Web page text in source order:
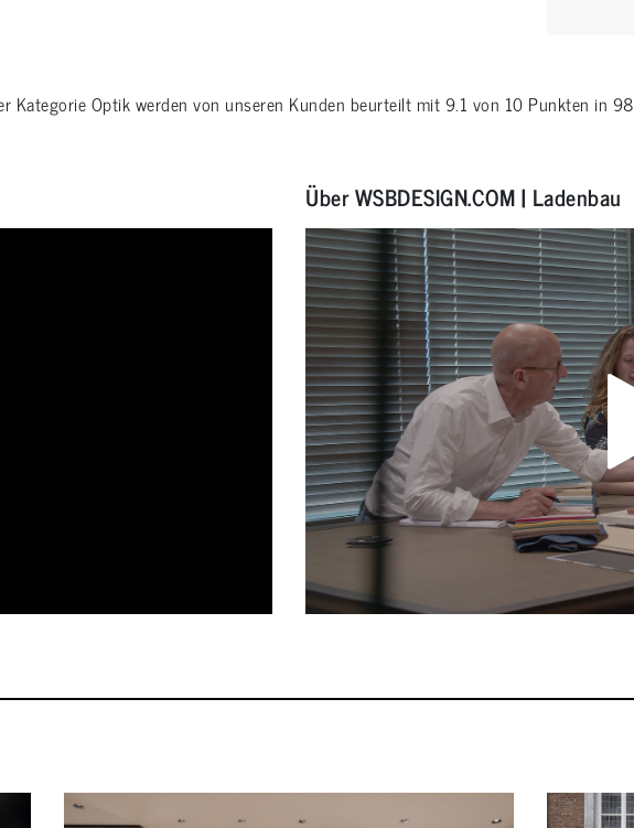
KategorieOptikwerden von unseren Kunden beurteilt mit9.1 von 10 Punkten in 98
Über WSBDESIGN.COM | Ladenbau